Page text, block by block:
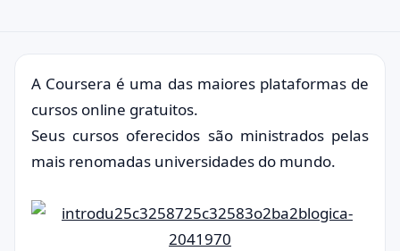
A Coursera é uma das maiores plataformas de
cursos online gratuitos.
Seus cursos oferecidos são ministrados pelas
mais renomadas universidades do mundo.